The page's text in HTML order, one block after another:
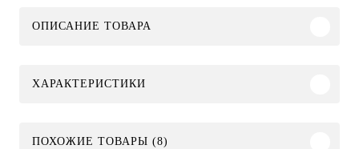
ОПИСАНИЕ ТОВАРА
ХАРАКТЕРИСТИКИ
ПОХОЖИЕ ТОВАРЫ (8)